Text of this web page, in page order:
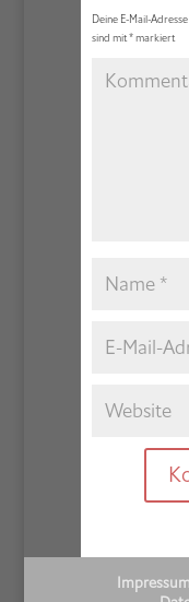
Deine E-Mail-
sind mit*markiert
Impressum